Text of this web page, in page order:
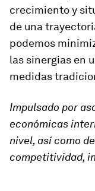
crecimiento y
de una
podemos
las sinergias en
medidas
Impulsado por
económicas
nivel, así como
competitividad,